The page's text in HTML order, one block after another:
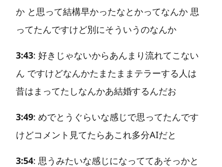
か と思って結構早かったなとかってなんか 思
ってたんですけど別にそういうのなんか
3:43: 好きじゃないからあんまり流れてこない
ん ですけどなんかたまたままテラーする人は
昔はまってたしなんかあ結婚するんだお
3:49: めでとうぐらいな感じで思ってたんです
けどコメント見てたらあこれ多分AIだと
3:54: 思うみたいな感じになっててあそっかと